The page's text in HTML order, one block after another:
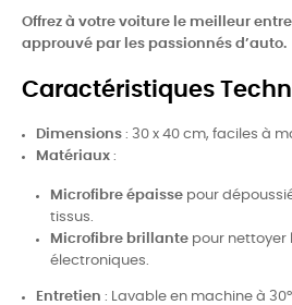
Offrez à votre voiture le meilleur
approuvé par les passionnés d’auto.
Caractéristiques
Dimensions : 30 x 40 cm, faciles à
Matériaux :
Microfibre épaisse pour
tissus.
Microfibre brillante pour nettoyer
électroniques.
Entretien : Lavable en machine à